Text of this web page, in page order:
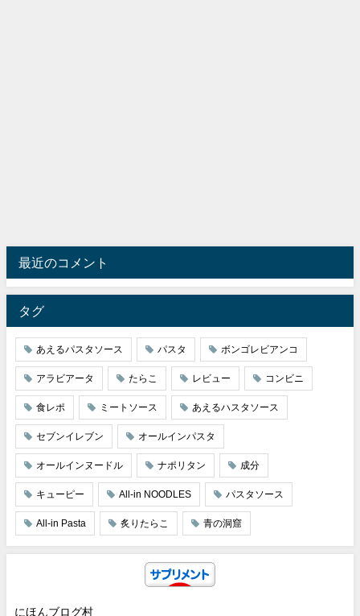
最近のコメント
タグ
あえるパスタソース パスタ ボンゴレビアンコ
アラビアータ たらこ レビュー コンビニ
食レポ ミートソース あえるハスタソース
セブンイレブン オールインパスタ
オールインヌードル ナポリタン 成分
キューピー All-in NOODLES パスタソース
All-in Pasta 炙りたらこ 青の洞窟
にほんブログ村